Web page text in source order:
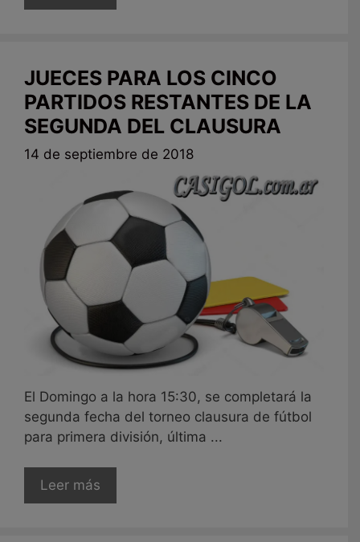
JUECES PARA LOS CINCO
PARTIDOS RESTANTES DE LA
SEGUNDA DEL CLAUSURA
14 de septiembre de 2018
El Domingo a la hora 15:30, se completará la
segunda fecha del torneo clausura de fútbol
para primera división, última ...
Leer más